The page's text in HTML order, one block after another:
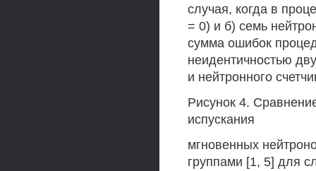
случая, когда в
= 0) и б) семь
сумма ошибок
неидентичностью
и нейтронного
Рисунок 4.
испускания
мгновенных
группами [1, 5] для